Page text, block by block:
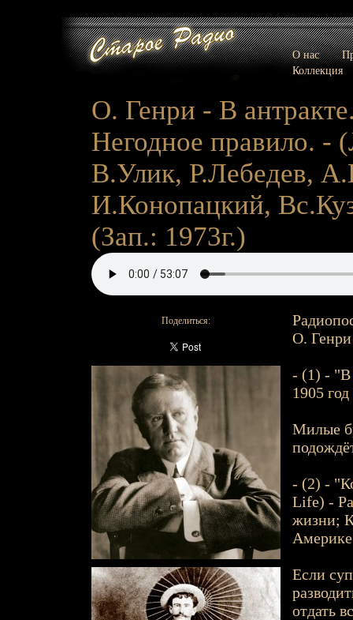
О нас
Коллекция
О. Генри - В
Негодное правило.
В.Улик, Р.Лебедев,
И.Конопацкий,
(Зап.: 1973г.)
Поделиться:
О.
- (1) - "В
1905
Милые
- (2) -
Life) -
жизни;
Америке
Если
отдать